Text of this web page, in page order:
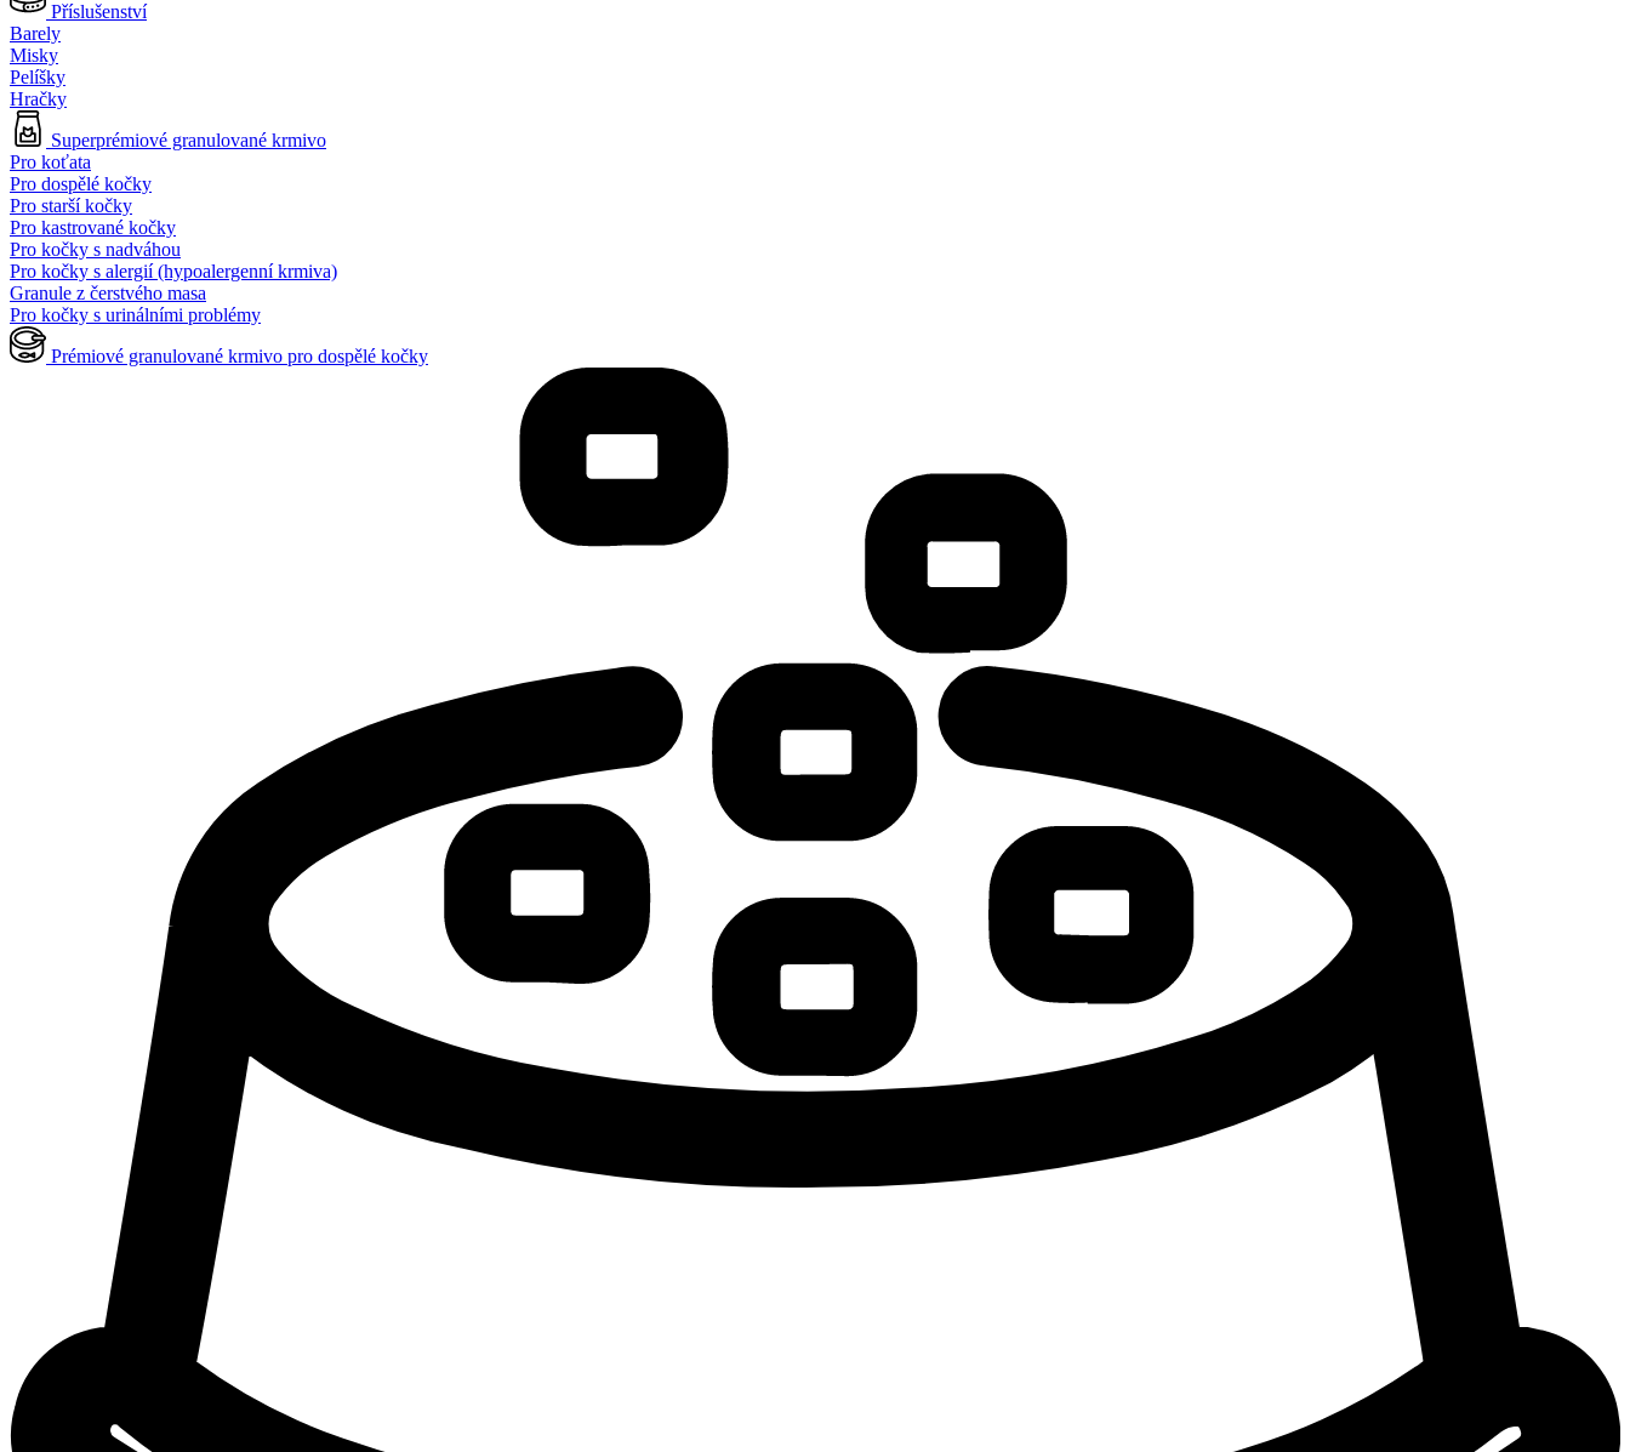
Příslušenství
Barely
Misky
Pelíšky
Hračky
Superprémiové granulované krmivo
Pro koťata
Pro dospělé kočky
Pro starší kočky
Pro kastrované kočky
Pro kočky s nadváhou
Pro kočky s alergií (hypoalergenní krmiva)
Granule z čerstvého masa
Pro kočky s urinálními problémy
Prémiové granulované krmivo pro dospělé kočky